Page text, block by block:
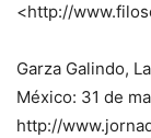
<http://
Garza Galindo,
México: 31 de
http://